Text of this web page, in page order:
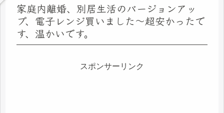
家庭内離婚、別居生活のバージョンアッ
プ、電子レンジ買いました～超安かったで
す、温かいです。
スポンサーリンク